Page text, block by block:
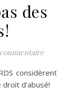
des
droit d'abusé!